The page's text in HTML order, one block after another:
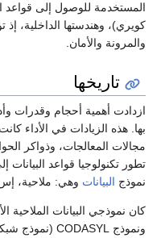
المستخدمة للوصول إلى قواعد
كويري)، وهندستها الداخلية، إذ
والمرونة والأمان.
تاريخها
ازدادت أهمية أحجام وقدرات
بها. هذه الزيادات في الأداء
مجالات المعالجات، وذواكر
تطور تكنولوجيا قواعد البيانات
نموذج البيانات وهي: ملاحية، إس
كان نموذجي البيانات الملاحية
ونموذج CODASYL (نموذج شبكة).